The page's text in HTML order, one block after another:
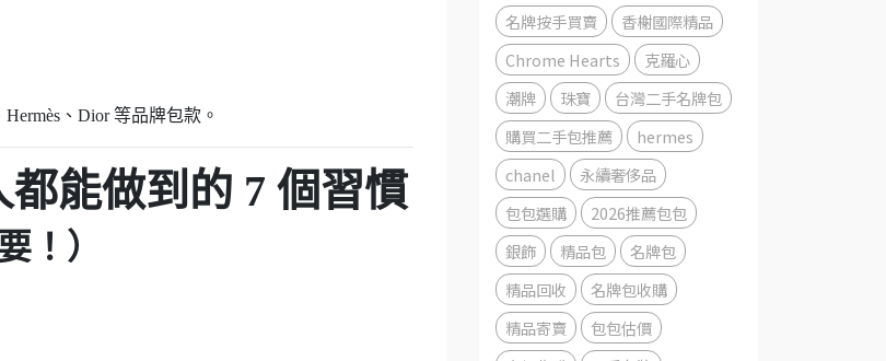
Hermès、Dior 等品牌包款。
能做到的 7 個習慣
！）
名牌按手買賣
香榭國際精品
Chrome Hearts
克羅心
潮牌
珠寶
台灣二手名牌包
購買二手包推薦
hermes
chanel
永續奢侈品
包包選購
2026推薦包包
銀飾
精品包
名牌包
精品回收
名牌包收購
精品寄賣
包包估價